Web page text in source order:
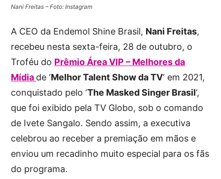
Nani Freitas – Foto: Instagram
A CEO da Endemol Shine Brasil, Nani Freitas,
recebeu nesta sexta-feira, 28 de outubro, o
Troféu do Prêmio Área VIP – Melhores da
Mídia de ‘Melhor Talent Show da TV‘ em 2021,
conquistado pelo ‘The Masked Singer Brasil‘,
que foi exibido pela TV Globo, sob o comando
de Ivete Sangalo. Sendo assim, a executiva
celebrou ao receber a premiação em mãos e
enviou um recadinho muito especial para os fãs
do programa.